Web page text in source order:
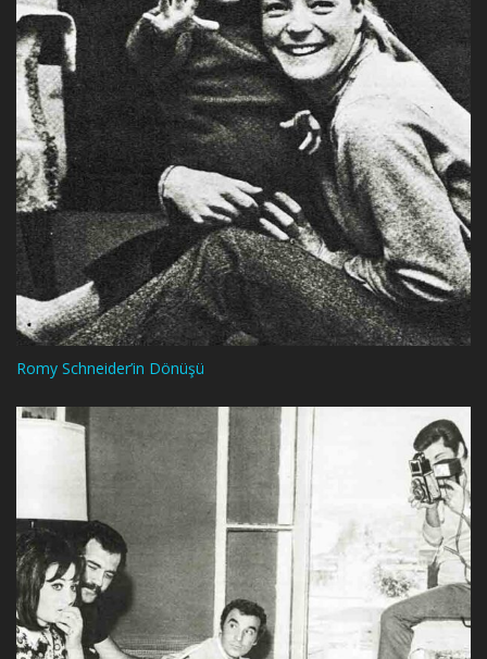
Romy Schneider’in Dönüşü